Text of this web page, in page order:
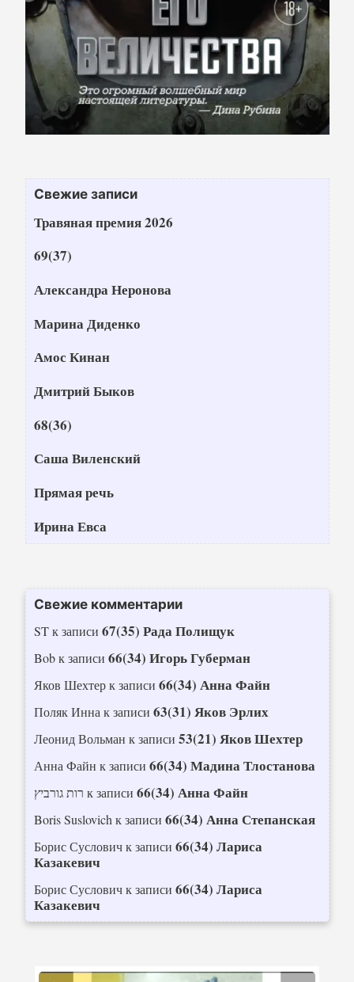
Свежие записи
Травяная премия 2026
69(37)
Александра Неронова
Марина Диденко
Амос Кинан
Дмитрий Быков
68(36)
Саша Виленский
Прямая речь
Ирина Евса
Свежие комментарии
STк записи 67(35) Рада Полищук
Bobк записи 66(34) Игорь Губерман
Яков Шехтерк записи 66(34) Анна Файн
Поляк Инна к записи 63(31) Яков Эрлих
Леонид Вольман к записи 53(21) Яков Шехтер
Анна Файн к записи 66(34) Мадина Тлостанова
רות גורביץ к записи 66(34) Анна Файн
Boris Suslovich к записи 66(34) Анна Степанская
Борис Сусловичк записи 66(34) Лариса
Казакевич
Борис Сусловичк записи 66(34) Лариса
Казакевич